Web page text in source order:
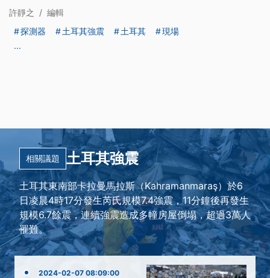
許靜之 / 編輯
探測器
土耳其強震 土耳其
現場
...
相關議題 土耳其強震
土耳其東南部卡拉曼馬拉斯（Kahramanmaraş）於6
日凌晨4時17分發生芮氏規模7.4強震，11分鐘後再發生
規模6.7餘震，連續強震造成多幢房屋倒塌，超過3萬人
罹難。
2024-02-07 08:09:00